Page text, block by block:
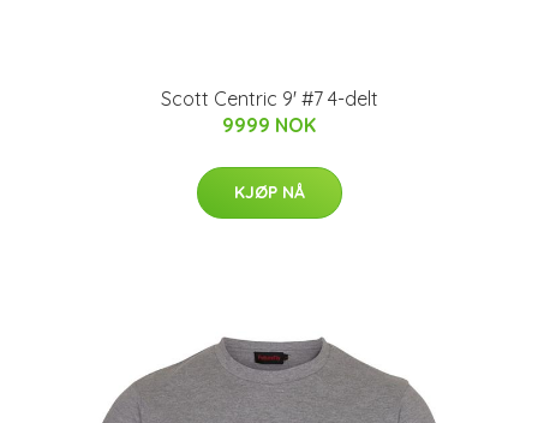
Scott Centric 9' #7 4-delt
9999 NOK
KJØP NÅ